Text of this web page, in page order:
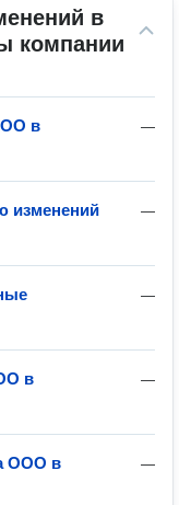
в
компании
—
в
—
изменений
—
—
в
—
ООО в